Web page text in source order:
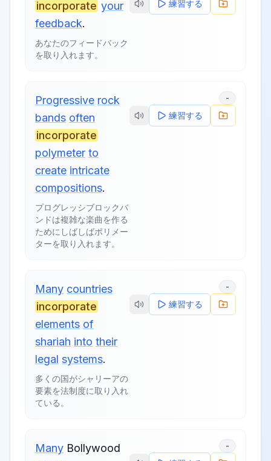
incorporate your
feedback.
あなたのフィードバック
を取り入れます。
練習する
Progressive rock
bands often
incorporate
polymeter to
create intricate
compositions.
プログレッシブロックバ
ンドは複雑な楽曲を作る
ためにしばしばポリメー
ターを取り入れます。
-
練習する
Many countries
incorporate
elements of
shariah into their
legal systems.
多くの国がシャリーアの
要素を法制度に取り入れ
ている。
-
練習する
Many Bollywood
-